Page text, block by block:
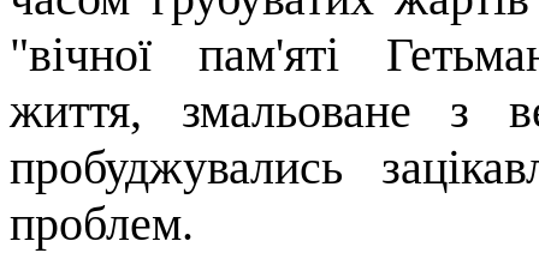
"вічної пам'яті
життя, змальоване з
пробуджувались
проблем.